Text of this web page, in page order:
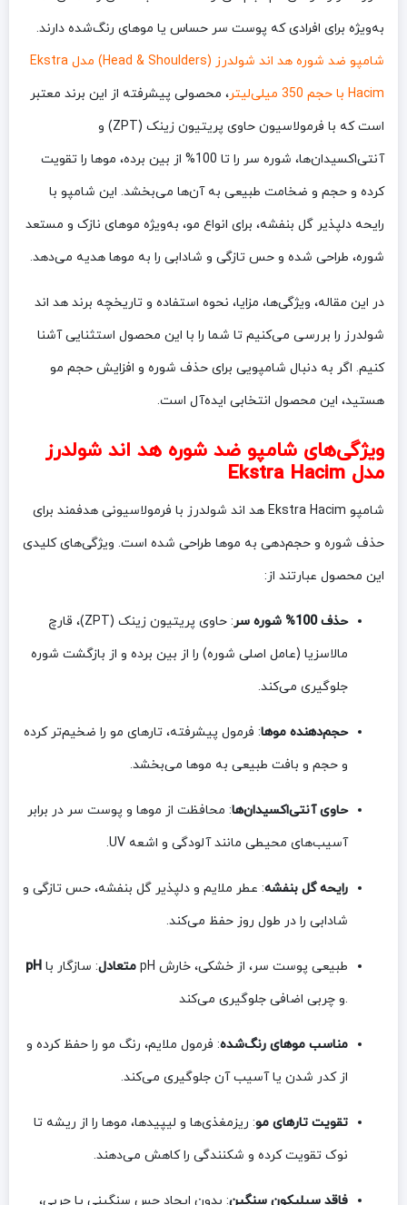
به‌ویژه برای افرادی که پوست سر حساس یا موهای رنگ‌شده دارند.
شامپو ضد شوره هد اند شولدرز (Head & Shoulders) مدل Ekstra
Hacim با حجم 350 میلی‌لیتر
، محصولی پیشرفته از این برند معتبر
است که با فرمولاسیون حاوی پریتیون زینک (ZPT) و
آنتی‌اکسیدان‌ها، شوره سر را تا 100% از بین برده، موها را تقویت
کرده و حجم و ضخامت طبیعی به آن‌ها می‌بخشد. این شامپو با
رایحه دلپذیر گل بنفشه، برای انواع مو، به‌ویژه موهای نازک و مستعد
شوره، طراحی شده و حس تازگی و شادابی را به موها هدیه می‌دهد.
در این مقاله، ویژگی‌ها، مزایا، نحوه استفاده و تاریخچه برند هد اند
شولدرز را بررسی می‌کنیم تا شما را با این محصول استثنایی آشنا
کنیم. اگر به دنبال شامپویی برای حذف شوره و افزایش حجم مو
هستید، این محصول انتخابی ایده‌آل است.
ویژگی‌های شامپو ضد شوره هد اند شولدرز
مدل Ekstra Hacim
شامپو Ekstra Hacim هد اند شولدرز با فرمولاسیونی هدفمند برای
حذف شوره و حجم‌دهی به موها طراحی شده است. ویژگی‌های کلیدی
این محصول عبارتند از:
حذف 100% شوره سر
: حاوی پریتیون زینک (ZPT)، قارچ
مالاسزیا (عامل اصلی شوره) را از بین برده و از بازگشت شوره
جلوگیری می‌کند.
حجم‌دهنده موها: فرمول پیشرفته، تارهای مو را ضخیم‌تر کرده
و حجم و بافت طبیعی به موها می‌بخشد.
حاوی آنتی‌اکسیدان‌ها: محافظت از موها و پوست سر در برابر
آسیب‌های محیطی مانند آلودگی و اشعه UV.
رایحه گل بنفشه: عطر ملایم و دلپذیر گل بنفشه، حس تازگی و
شادابی را در طول روز حفظ می‌کند.
pH متعادل: سازگار با pH طبیعی پوست سر، از خشکی، خارش
و چربی اضافی جلوگیری می‌کند.
مناسب موهای رنگ‌شده: فرمول ملایم، رنگ مو را حفظ کرده و
از کدر شدن یا آسیب آن جلوگیری می‌کند.
تقویت تارهای مو: ریزمغذی‌ها و لیپیدها، موها را از ریشه تا
نوک تقویت کرده و شکنندگی را کاهش می‌دهند.
فاقد سیلیکون سنگین: بدون ایجاد حس سنگینی یا چربی،